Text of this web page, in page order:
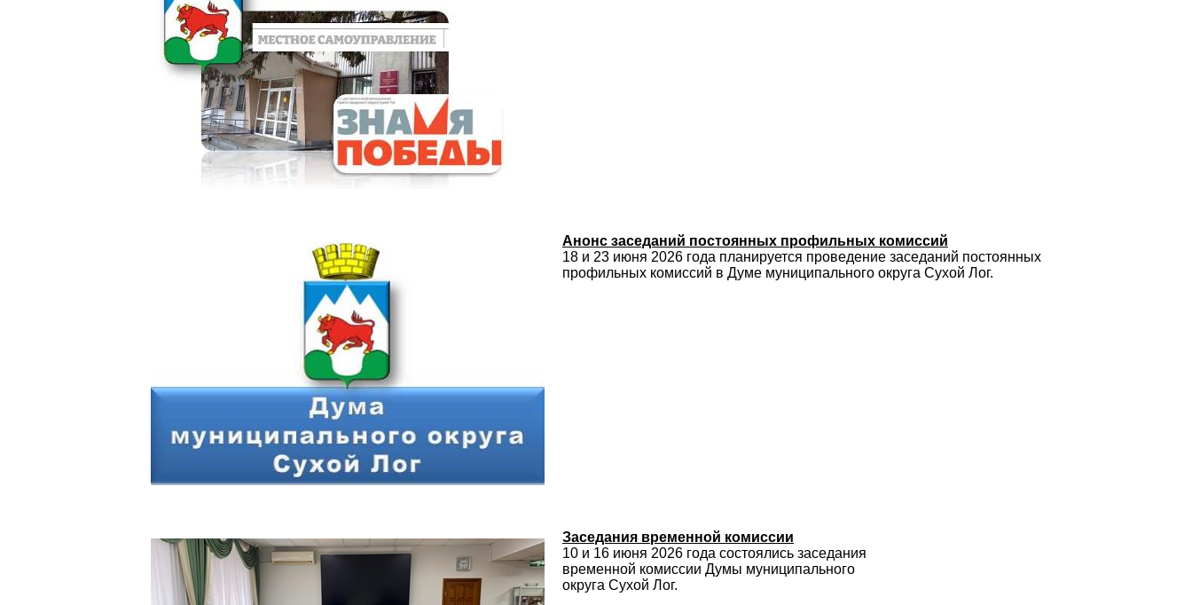
Анонс заседаний постоянных профильных комиссий
18 и 23 июня 2026 года планируется проведение заседаний постоянных
профильных комиссий в Думе муниципального округа Сухой Лог.
Заседания временной комиссии
10 и 16 июня 2026 года состоялись заседания
временной комиссии Думы муниципального
округа Сухой Лог.